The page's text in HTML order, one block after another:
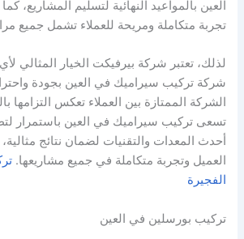
العين بالمواعيد النهائية لتسليم المشاريع،
تجربة متكاملة ومريحة للعملاء تشمل جميع
لذلك، تعتبر شركة بيرفيكت الخيار
شركة تركيب سيراميك في العين بجودة
الشركة الممتازة بين العملاء تعكس التزامها
تسعى تركيب سيراميك في العين باستمرار
أحدث المعدات والتقنيات لضمان نتائج
العميل وتجربة متكاملة في جميع مشاريعها.
الفجيرة
تركيب بورسلين في العين